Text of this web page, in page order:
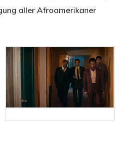
aller Afroamerikaner